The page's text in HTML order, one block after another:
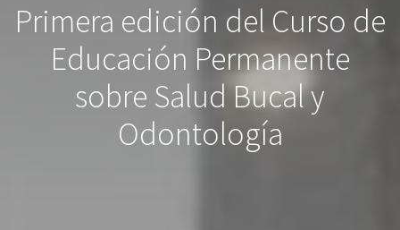
Primera edición del Curso de
Educación Permanente
sobre Salud Bucal y
Odontología